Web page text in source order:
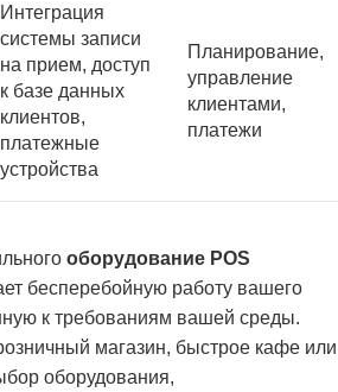
Интеграция
системы записи
на прием, доступ
к базе данных
клиентов,
платежные
устройства
Планирование,
управление
клиентами,
платежи
оборудование POS
бесперебойную работу вашего
к требованиям вашей среды.
магазин, быстрое кафе или
оборудования,